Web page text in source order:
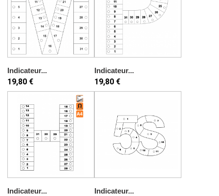
Indicateur...
19,80 €
Indicateur...
19,80 €
Indicateur... Indicateur...